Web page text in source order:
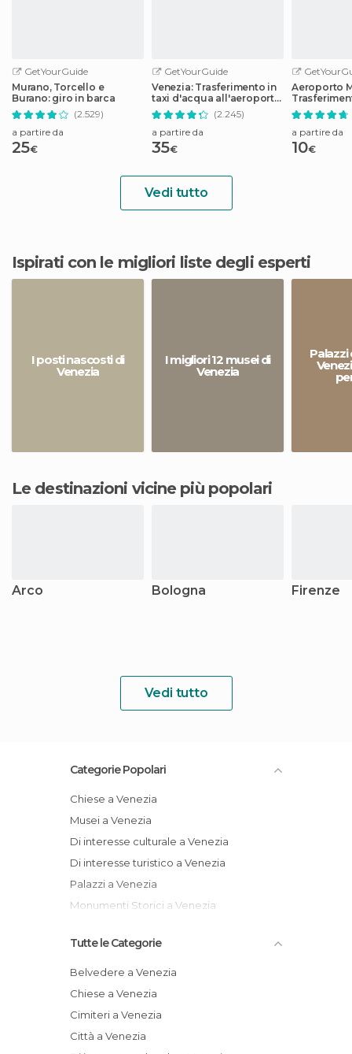
GetYourGuide
Murano, Torcello e
Burano: giro in barca
(2.529)
a partire da
25€
GetYourGuide
Venezia: Trasferimento in
taxi d'acqua all'aeroporto
Marco Polo
(2.245)
a partire da
35€
Aeroporto
da/per
a partire da
10€
Vedi tutto
Ispirati con le migliori liste degli esperti
I posti nascosti di
Venezia
I migliori 12 musei di
Venezia
Palazzi
Le destinazioni vicine più popolari
Arco Bologna Firenze
Vedi tutto
Categorie Popolari
Chiese a Venezia
Musei a Venezia
Di interesse culturale a Venezia
Di interesse turistico a Venezia
Palazzi a Venezia
Monumenti Storici a Venezia
Tutte le Categorie
Belvedere a Venezia
Chiese a Venezia
Cimiteri a Venezia
Città a Venezia